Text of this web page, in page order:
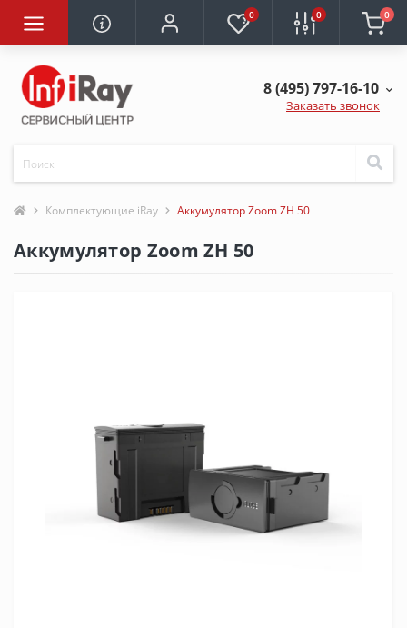
0 0 0
8 (495) 797-16-10
Заказать звонок
Комплектующие iRay Аккумулятор Zoom ZH 50
Аккумулятор Zoom ZH 50